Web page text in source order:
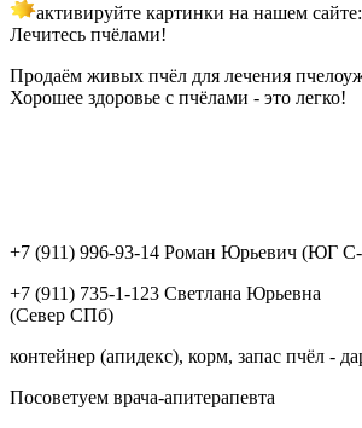
активируйте картинки на нашем
Лечитесь пчёлами!
Продаём живых пчёл для лечения
Хорошее здоровье с пчёлами - это легко!
+7 (911) 996-93-14 Роман Юрьевич (ЮГ
+7 (911) 735-1-123 Светлана Юрьевна
(Север СПб)
контейнер (апидекс), корм, запас пчёл -
Посоветуем врача-апитерапевта